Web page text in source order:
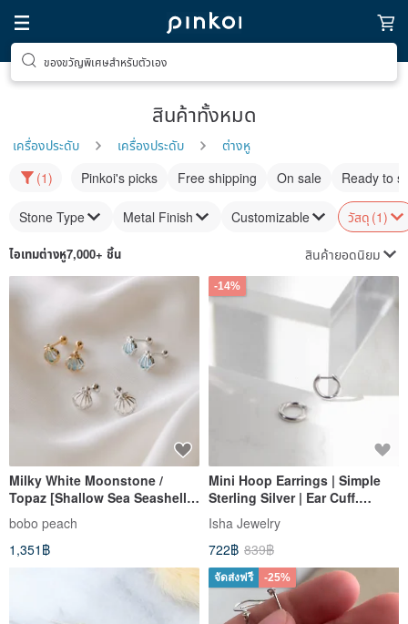
ของขวัญพิเศษสำหรับตัวเอง
สินค้าทั้งหมด
เครื่องประดับ เครื่องประดับ
ต่างหู
(1)
Pinkoi's picks Free shipping On sale Ready to
Stone Type Metal Finish Customizable วัสดุ (1)
ไอเทมต่างหู7,000+ ชิ้น สินค้ายอดนิยม
Milky White Moonstone /
Topaz [Shallow Sea Seashell]
Sterling Silver Ball Stud
Earrings || Exclusive Edition
bobo peach
1,351฿
-14%
Mini Hoop Earrings | Simple
Sterling Silver | Ear Cuff.
Classic & Versatile. Sleep-
friendly
Isha Jewelry
722฿ 839฿
จัดส่งฟรี -25%